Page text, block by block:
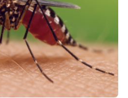
vorkommt: die
Einige Arten
Zellfäden dichte Geflechte
Was auffällig ist: Die